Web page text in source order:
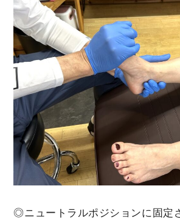
◎ニュートラルポジションに固定